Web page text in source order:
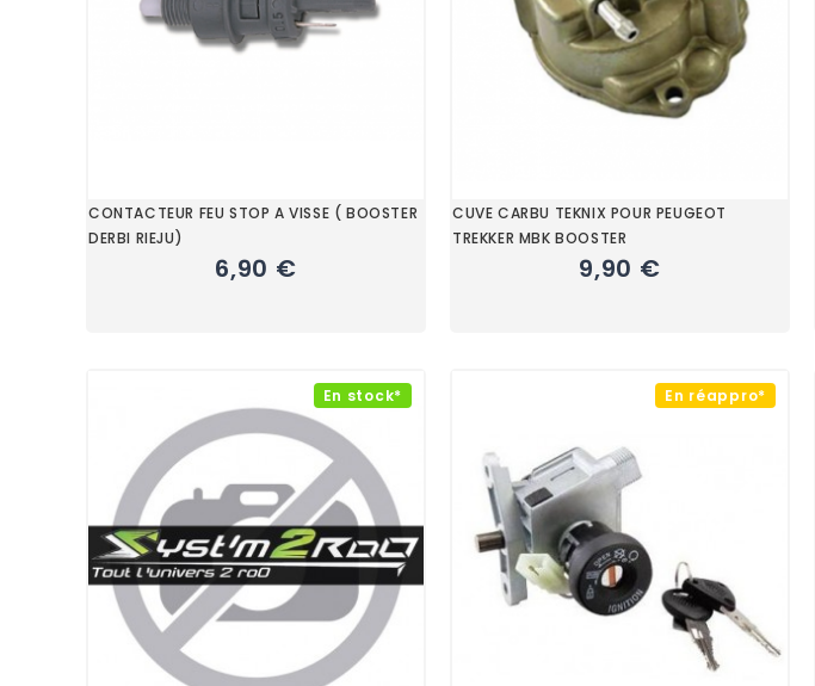
CONTACTEUR FEU STOP A VISSE ( BOOSTER
DERBI RIEJU)
6,90 €
CUVE CARBU TEKNIX POUR PEUGEOT
TREKKER MBK BOOSTER
9,90 €
En stock* En réappro*